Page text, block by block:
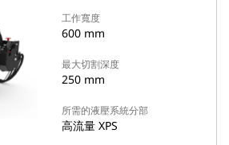
工作寬度
600 mm
最大切割深度
250 mm
所需的液壓系統分部
高流量 XPS